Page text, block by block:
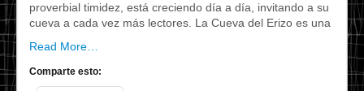
proverbial timidez, está creciendo día a día, invitando a su
cueva a cada vez más lectores. La Cueva del Erizo es una
Read More…
Comparte esto: